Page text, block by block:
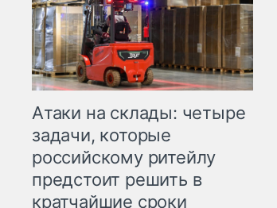
Атаки на склады: четыре
задачи, которые
российскому ритейлу
предстоит решить в
кратчайшие сроки